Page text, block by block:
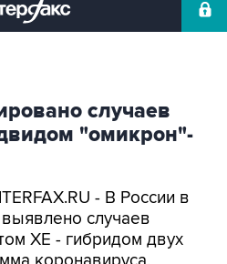
случаев
"омикрон"-
- В России в
случаев
XE - гибридом двух